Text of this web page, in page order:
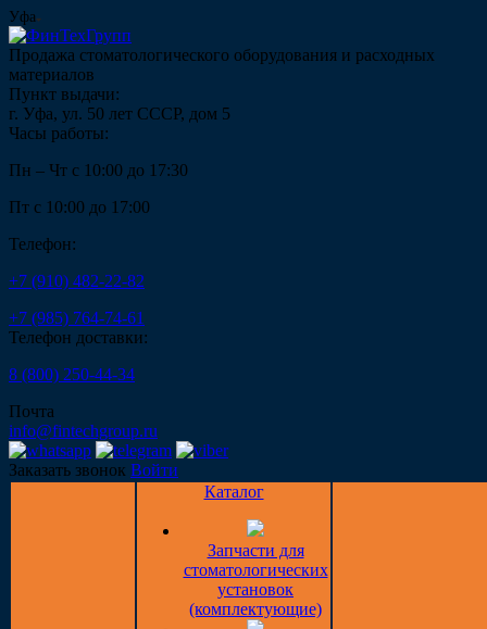
Уфа
Продажа стоматологического оборудования и расходных
материалов
Пункт выдачи:
г. Уфа, ул. 50 лет СССР, дом 5
Часы работы:
Пн – Чт с 10:00 до 17:30
Пт с 10:00 до 17:00
Телефон:
+7 (910) 482-22-82
+7 (985) 764-74-61
Телефон доставки:
8 (800) 250-44-34
Почта
info@fintechgroup.ru
Заказать звонок Войти
Каталог
Запчасти для
стоматологических
установок
(комплектующие)